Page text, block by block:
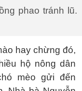
phao tránh lũ.
hay chừng đó,
hộ nông dân
mèo gửi đến